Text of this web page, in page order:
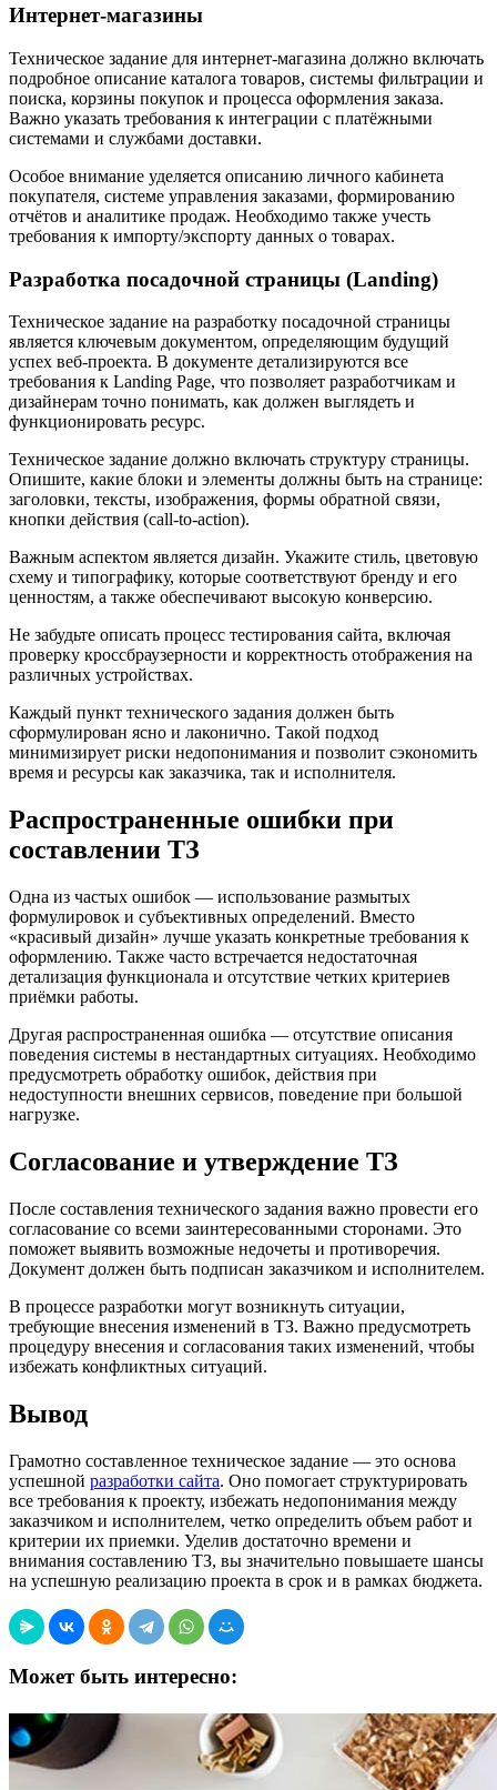
Интернет-магазины
Техническое задание для интернет-магазина должно включать
подробное описание каталога товаров, системы фильтрации и
поиска, корзины покупок и процесса оформления заказа.
Важно указать требования к интеграции с платёжными
системами и службами доставки.
Особое внимание уделяется описанию личного кабинета
покупателя, системе управления заказами, формированию
отчётов и аналитике продаж. Необходимо также учесть
требования к импорту/экспорту данных о товарах.
Разработка посадочной страницы (Landing)
Техническое задание на разработку посадочной страницы
является ключевым документом, определяющим будущий
успех веб-проекта. В документе детализируются все
требования к Landing Page, что позволяет разработчикам и
дизайнерам точно понимать, как должен выглядеть и
функционировать ресурс.
Техническое задание должно включать структуру страницы.
Опишите, какие блоки и элементы должны быть на странице:
заголовки, тексты, изображения, формы обратной связи,
кнопки действия (call-to-action).
Важным аспектом является дизайн. Укажите стиль, цветовую
схему и типографику, которые соответствуют бренду и его
ценностям, а также обеспечивают высокую конверсию.
Не забудьте описать процесс тестирования сайта, включая
проверку кроссбраузерности и корректность отображения на
различных устройствах.
Каждый пункт технического задания должен быть
сформулирован ясно и лаконично. Такой подход
минимизирует риски недопонимания и позволит сэкономить
время и ресурсы как заказчика, так и исполнителя.
Распространенные ошибки при
составлении ТЗ
Одна из частых ошибок — использование размытых
формулировок и субъективных определений. Вместо
«красивый дизайн» лучше указать конкретные требования к
оформлению. Также часто встречается недостаточная
детализация функционала и отсутствие четких критериев
приёмки работы.
Другая распространенная ошибка — отсутствие описания
поведения системы в нестандартных ситуациях. Необходимо
предусмотреть обработку ошибок, действия при
недоступности внешних сервисов, поведение при большой
нагрузке.
Согласование и утверждение ТЗ
После составления технического задания важно провести его
согласование со всеми заинтересованными сторонами. Это
поможет выявить возможные недочеты и противоречия.
Документ должен быть подписан заказчиком и исполнителем.
В процессе разработки могут возникнуть ситуации,
требующие внесения изменений в ТЗ. Важно предусмотреть
процедуру внесения и согласования таких изменений, чтобы
избежать конфликтных ситуаций.
Вывод
Грамотно составленное техническое задание — это основа
успешной разработки сайта. Оно помогает структурировать
все требования к проекту, избежать недопонимания между
заказчиком и исполнителем, четко определить объем работ и
критерии их приемки. Уделив достаточно времени и
внимания составлению ТЗ, вы значительно повышаете шансы
на успешную реализацию проекта в срок и в рамках бюджета.
Может быть интересно: